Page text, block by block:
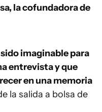
la cofundadora de
imaginable para
entrevista y que
en una memoria
la salida a bolsa de